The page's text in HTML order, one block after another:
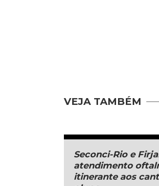
VEJA TAMBÉM
Seconci-Rio e
atendimento
itinerante aos